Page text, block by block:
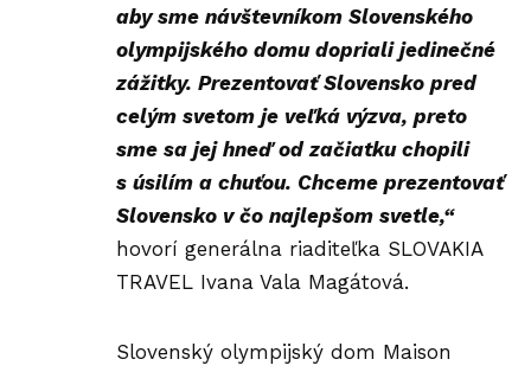
aby sme návštevníkom Slovenského
olympijského domu dopriali jedinečné
zážitky. Prezentovať Slovensko pred
celým svetom je veľká výzva, preto
sme sa jej hneď od začiatku chopili
s úsilím a chuťou. Chceme prezentovať
Slovensko v čo najlepšom svetle,“
hovorí generálna riaditeľka SLOVAKIA
TRAVEL Ivana Vala Magátová.
Slovenský olympijský dom Maison